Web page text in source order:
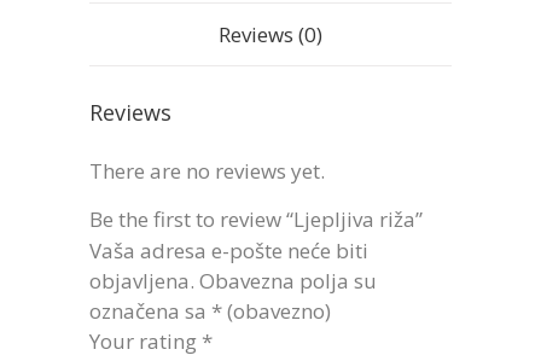
Reviews (0)
Reviews
There are no reviews yet.
Be the first to review “Ljepljiva riža”
Vaša adresa e-pošte neće biti
objavljena. Obavezna polja su
označena sa * (obavezno)
Your rating *